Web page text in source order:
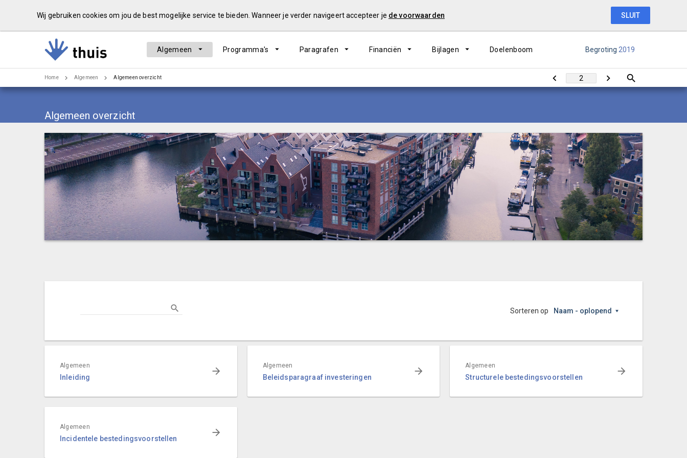
Begroting 2019
Algemeen Programma's Paragrafen Financiën Bijlagen Doelenboom
Algemeen overzicht
Home Algemeen Algemeen overzicht
Sorteren op Naam - oplopend
Algemeen
Inleiding
Algemeen
Beleidsparagraaf investeringen
Algemeen
Structurele bestedingsvoorstellen
Algemeen
Incidentele bestedingsvoorstellen
Wij gebruiken cookies om jou de best mogelijke service te bieden. Wanneer je verder navigeert accepteer je de voorwaarden SLUIT